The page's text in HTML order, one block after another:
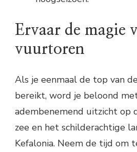
Ervaar de magie
vuurtoren
Als je eenmaal de top van
bereikt, word je beloond
adembenemend uitzicht op
zee en het schilderachtige
Kefalonia. Neem de tijd om